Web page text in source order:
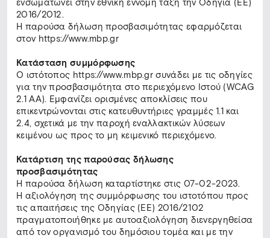
ενσωματώνει στην εθνική έννομη τάξη την Οδηγία (ΕΕ)
2016/2012.
Η παρούσα δήλωση προσβασιμότητας εφαρμόζεται
στον https://www.mbp.gr
Κατάσταση συμμόρφωσης
Ο ιστότοπος https://www.mbp.gr συνάδει με τις οδηγίες
για την προσβασιμότητα στο περιεχόμενο Ιστού (WCAG
2.1 ΑΑ). Εμφανίζει ορισμένες αποκλίσεις που
επικεντρώνονται στις κατευθυντήριες γραμμές 1.1 και
2.4, σχετικά με την παροχή εναλλακτικών λύσεων
κειμένου ως προς το μη κειμενικό περιεχόμενο.
Κατάρτιση της παρούσας δήλωσης
προσβασιμότητας
Η παρούσα δήλωση καταρτίστηκε στις 07-02-2023.
Η αξιολόγηση της συμμόρφωσης του ιστοτόπου προς
τις απαιτήσεις της Οδηγίας (ΕΕ) 2016/2102
πραγματοποιήθηκε με αυτοαξιολόγηση διενεργηθείσα
από τον οργανισμό του δημόσιου τομέα και με την